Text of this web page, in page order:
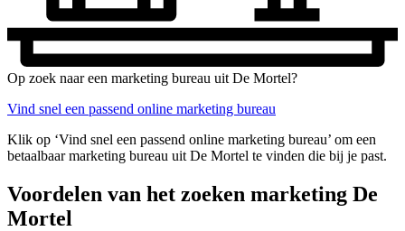
Op zoek naar een marketing bureau uit De Mortel?
Vind snel een passend online marketing bureau
Klik op ‘Vind snel een passend online marketing bureau’ om een
betaalbaar marketing bureau uit De Mortel te vinden die bij je past.
Voordelen van het zoeken marketing De
Mortel